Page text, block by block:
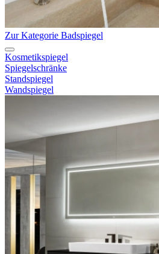
Zur Kategorie Badspiegel
Kosmetikspiegel
Spiegelschränke
Standspiegel
Wandspiegel